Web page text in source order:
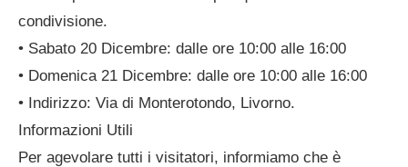
condivisione.
• Sabato 20 Dicembre: dalle ore 10:00 alle 16:00
• Domenica 21 Dicembre: dalle ore 10:00 alle 16:00
• Indirizzo: Via di Monterotondo, Livorno.
Informazioni Utili
Per agevolare tutti i visitatori, informiamo che è